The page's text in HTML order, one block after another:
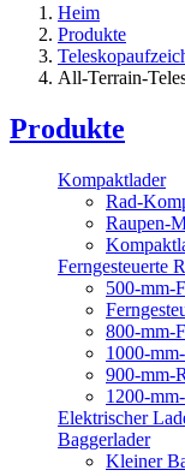
Heim
Produkte
All-Terrain-
Produkte
Kompaktlader
Rad-
Raupen-
Ferngesteuerte
500-mm-
800-mm-
1000-
900-mm-
1200-
Elektrischer
Baggerlader
Kleiner